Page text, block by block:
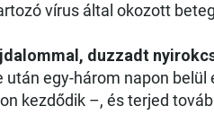
vírus által okozott
duzzadt
egy-három napon belül
kezdődik –, és terjed